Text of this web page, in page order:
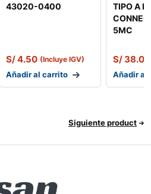
43020-0400
S/4.50 (Incluye IGV)
Añadir al carrito
TIPO A
5MC
S/38.00
Añadir al
Siguiente product